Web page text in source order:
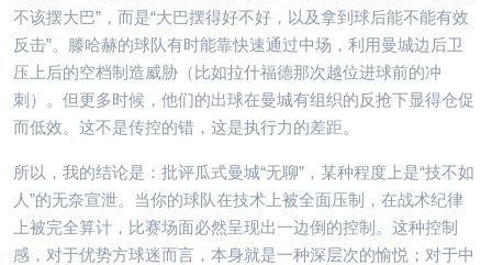
不该摆大巴”，而是“大巴摆得好不好，以及拿到球后能不能有效
反击”。滕哈赫的球队有时能靠快速通过中场，利用曼城边后卫
压上后的空档制造威胁（比如拉什福德那次越位进球前的冲
刺）。但更多时候，他们的出球在曼城有组织的反抢下显得仓促
而低效。这不是传控的错，这是执行力的差距。
所以，我的结论是：批评瓜式曼城“无聊”，某种程度上是“技不如
人”的无奈宣泄。当你的球队在技术上被全面压制，在战术纪律
上被完全算计，比赛场面必然呈现出一边倒的控制。这种控制
感，对于优势方球迷而言，本身就是一种深层次的愉悦；对于中